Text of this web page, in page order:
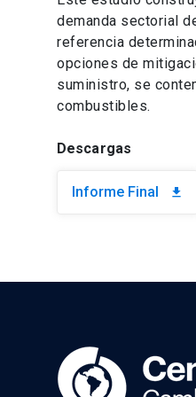
demanda sectorial
referencia
opciones de
suministro, se
combustibles.
Descargas
Informe Final download